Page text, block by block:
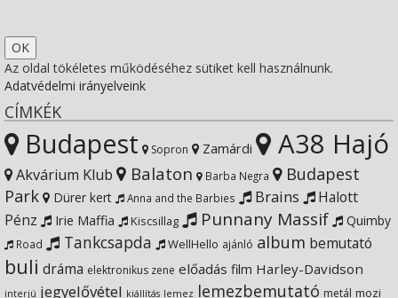
Twitter
on
Instagram
profile
on
YouTube
SocfestHun’s
profile
on
Google+
Az oldal tökéletes működéséhez sütiket kell használnunk.
Adatvédelmi irányelveink
CÍMKÉK
Budapest Sopron Zamárdi A38 Hajó
Akvárium Klub Balaton Barba Negra
Budapest
Park
Dürer kert Anna and the Barbies Brains
Halott
Pénz
Irie Maffia Kiscsillag Punnany Massif Quimby
Road Tankcsapda WellHello ajánló album bemutató
buli dráma elektronikus zene előadás film Harley-Davidson
interjú jegyelővétel kiállítás lemez lemezbemutató metál mozi